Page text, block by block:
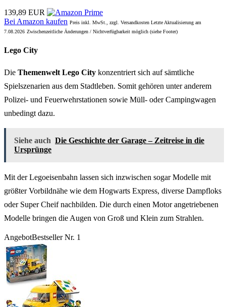
139,89 EUR
Bei Amazon kaufen Preis inkl. MwSt., zzgl. Versandkosten Letzte Aktualisierung am
7.08.2026 Zwischenzeitliche Änderungen / Nichtverfügbarkeit möglich (siehe Footer)
Lego City
Die Themenwelt Lego City konzentriert sich auf sämtliche
Spielszenarien aus dem Stadtleben. Somit gehören unter anderem
Polizei- und Feuerwehrstationen sowie Müll- oder Campingwagen
unbedingt dazu.
Siehe auch Die Geschichte der Garage – Zeitreise in die
Ursprünge
Mit der Legoeisenbahn lassen sich inzwischen sogar Modelle mit
größter Vorbildnähe wie dem Hogwarts Express, diverse Dampfloks
oder Super Cheif nachbilden. Die durch einen Motor angetriebenen
Modelle bringen die Augen von Groß und Klein zum Strahlen.
AngebotBestseller Nr. 1